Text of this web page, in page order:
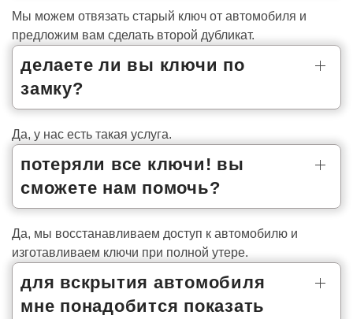
Мы можем отвязать старый ключ от автомобиля и
предложим вам сделать второй дубликат.
делаете ли вы ключи по
замку?
Да, у нас есть такая услуга.
потеряли все ключи! вы
сможете нам помочь?
Да, мы восстанавливаем доступ к автомобилю и
изготавливаем ключи при полной утере.
для вскрытия автомобиля
мне понадобится показать